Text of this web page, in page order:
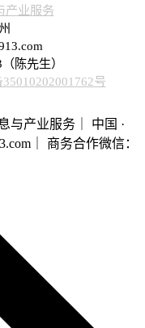
产业服务
陈先生）
号
与产业服务｜ 中国 ·
｜ 商务合作微信：